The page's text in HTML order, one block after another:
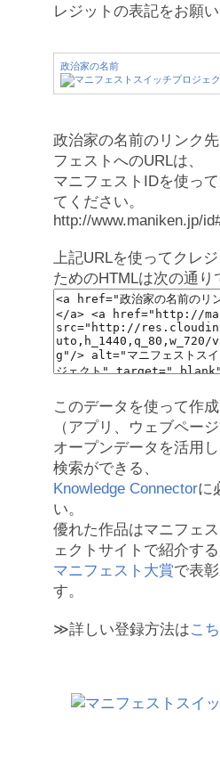
レジットの表記をお願い
政治家の名前
政治家の名前のリンク
フェストへのURLは、
マニフェストIDを使っ
てください。
http://www.maniken.jp/
上記URLを使ってクレ
ためのHTMLは次の通り
このデータを使って作
（アプリ、ウェブページ
オープンデータを活用
検索ができる、
Knowledge Connectorに
い。
優れた作品はマニフェ
ェクトサイトで紹介する
マニフェスト大賞で表
す。
≫詳しい登録方法はこ